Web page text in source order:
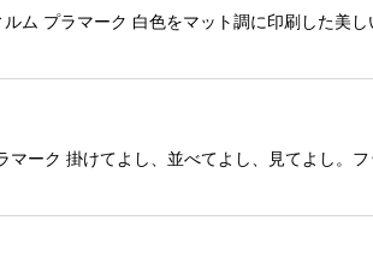
ム プラマーク 白色をマット調に印刷した美
ーク 掛けてよし、並べてよし、見てよし。